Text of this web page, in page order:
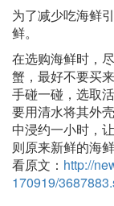
为了减少吃海鲜
鲜。
在选购海鲜时，
蟹，最好不要买
手碰一碰，选取
要用清水将其外
中浸约一小时，
则原来新鲜的海
看原文： http://
170919/